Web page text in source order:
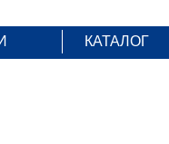
КАТАЛОГ